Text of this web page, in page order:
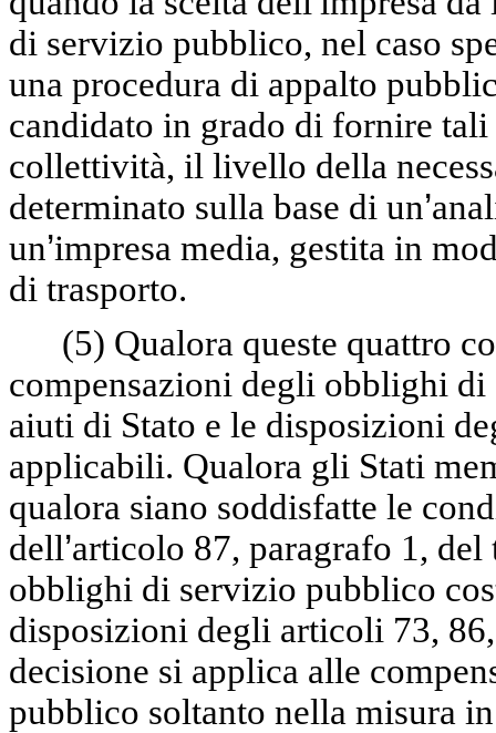
di servizio pubblico, nel caso
una procedura di appalto
candidato in grado di fornire
collettività, il livello della
determinato sulla base di un’
un’impresa media, gestita in
di trasporto.
(5) Qualora queste quattro
compensazioni degli obblighi
aiuti di Stato e le disposizioni
applicabili. Qualora gli Stati
qualora siano soddisfatte le
dell’articolo 87, paragrafo 1,
obblighi di servizio pubblico
disposizioni degli articoli 73,
decisione si applica alle
pubblico soltanto nella misura